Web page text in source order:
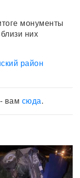
монументы
них
район
вам сюда.